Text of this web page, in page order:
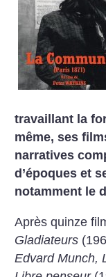
travaillant la
même, ses
narratives
d’époques et
notamment le
Après quinze
Gladiateurs
Edvard Munch,